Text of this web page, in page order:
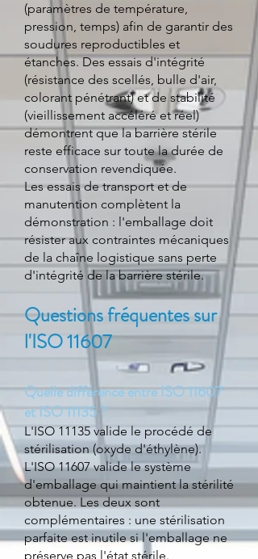
(paramètres de température,
pression, temps) afin de garantir des
soudures reproductibles et
étanches. Des essais d'intégrité
(résistance des scellés, bulle d'air,
colorant pénétrant) et de stabilité
(vieillissement accéléré et réel)
démontrent que la barrière stérile
reste efficace sur toute la durée de
conservation revendiquée.
Les essais de transport et de
manutention complètent la
démonstration : l'emballage doit
résister aux contraintes mécaniques
de la chaîne logistique sans perte
d'intégrité de la barrière stérile.
Questions fréquentes sur
l'ISO 11607
Quelle différence entre ISO 11607
et ISO 11135 ?
L'ISO 11135 valide le procédé de
stérilisation (oxyde d'éthylène).
L'ISO 11607 valide le système
d'emballage qui maintient la stérilité
obtenue. Les deux sont
complémentaires : une stérilisation
parfaite est inutile si l'emballage ne
préserve pas l'état stérile.